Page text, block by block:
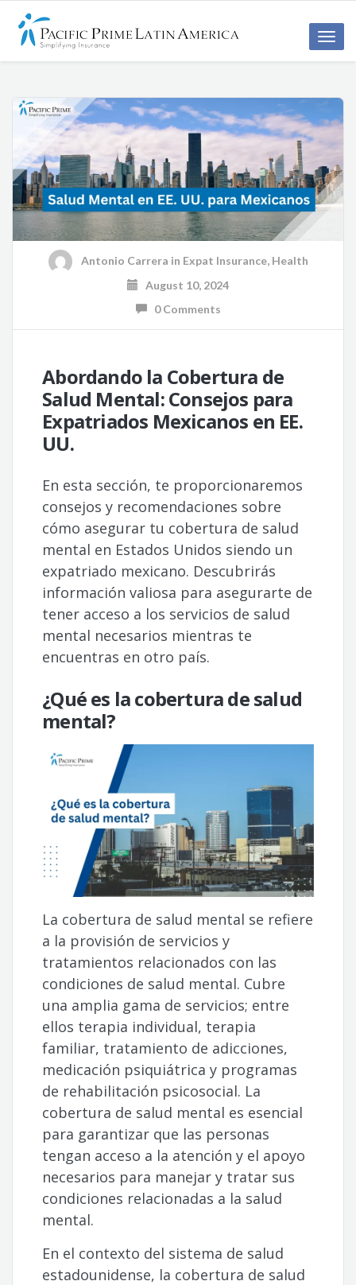
Toggle
Antonio Carrera in Expat Insurance, Health
August 10, 2024
0 Comments
Abordando la Cobertura de
Salud Mental: Consejos para
Expatriados Mexicanos en EE.
UU.
En esta sección, te proporcionaremos
consejos y recomendaciones sobre
cómo asegurar tu cobertura de salud
mental en Estados Unidos siendo un
expatriado mexicano. Descubrirás
información valiosa para asegurarte de
tener acceso a los servicios de salud
mental necesarios mientras te
encuentras en otro país.
¿Qué es la cobertura de salud
mental?
La cobertura de salud mental se refiere
a la provisión de servicios y
tratamientos relacionados con las
condiciones de salud mental. Cubre
una amplia gama de servicios; entre
ellos terapia individual, terapia
familiar, tratamiento de adicciones,
medicación psiquiátrica y programas
de rehabilitación psicosocial. La
cobertura de salud mental es esencial
para garantizar que las personas
tengan acceso a la atención y el apoyo
necesarios para manejar y tratar sus
condiciones relacionadas a la salud
mental.
En el contexto del sistema de salud
estadounidense, la cobertura de salud